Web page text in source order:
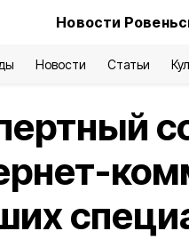
Новости
Новости Статьи